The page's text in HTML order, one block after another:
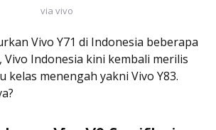
via vivo
Vivo Y71 di Indonesia beberapa
Vivo Indonesia kini kembali merilis
kelas menengah yakni Vivo Y83.